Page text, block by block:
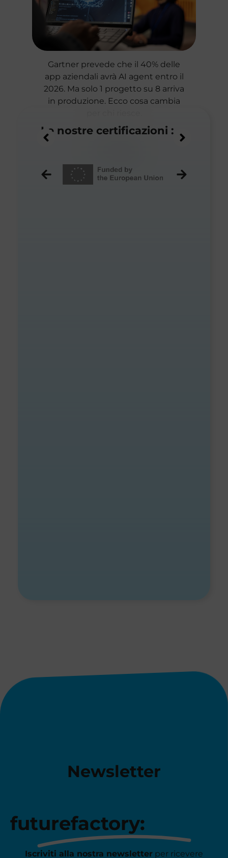
Gartner prevede che il 40% delle
app aziendali avrà AI agent entro il
2026. Ma solo 1 progetto su 8 arriva
in produzione. Ecco cosa cambia
Le nostre certificazioni :
Newsletter
futurefactory:
Iscriviti alla nostra newsletter per ricevere